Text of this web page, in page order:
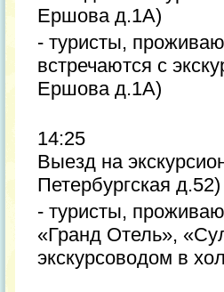
Ершова д.1А)
- туристы,
встречаются с
Ершова д.1А)
14:25
Выезд на
Петербургская д.52)
- туристы,
«Гранд Отель»,
экскурсоводом в